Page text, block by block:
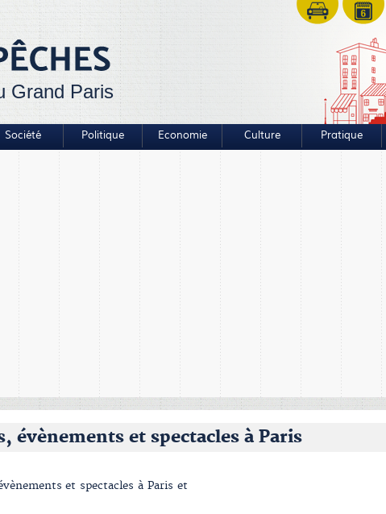
Grand Paris
Société Politique Economie Culture Pratique
évènements et spectacles à Paris
et spectacles à Paris et